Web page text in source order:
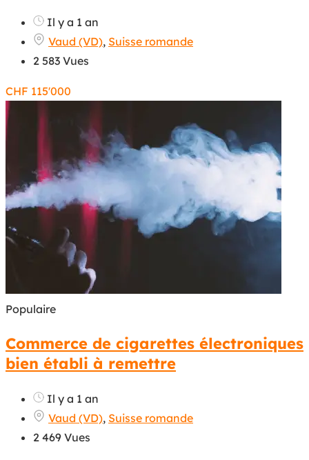
Il y a 1 an
Vaud (VD), Suisse romande
2 583 Vues
CHF 115'000
Populaire
Commerce de cigarettes électroniques
bien établi à remettre
Il y a 1 an
Vaud (VD), Suisse romande
2 469 Vues